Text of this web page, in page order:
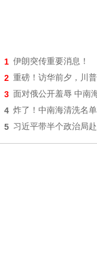
1 伊朗突传重要消息！
2 重磅！访华前夕，川
3 面对俄公开羞辱 中南
4 炸了！中南海清洗名
5 习近平带半个政治局